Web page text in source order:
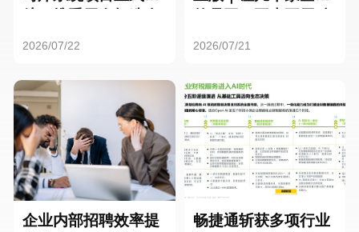
2026/07/22 2026/07/21
企业内部招聘效率提
畅捷通斩获多项行业